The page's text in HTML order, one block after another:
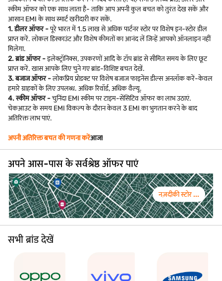
स्कीम ऑफर को एक साथ लाता है- ताकि आप अपनी कुल बचत को तुरंत देख सकें और
आसान EMI के साथ स्मार्ट खरीदारी कर सकें.
1. डीलर ऑफर -पूरे भारत में 1.5 लाख से अधिक पार्टनर स्टोर पर विशेष इन-स्टोर डील
प्राप्त करें. लोकल डिस्काउंट और विशेष कीमतों का आनंद लें जिन्हें आपको ऑनलाइन नहीं
मिलेगा.
2. ब्रांड ऑफर -इलेक्ट्रॉनिक्स, उपकरणों आदि के टॉप ब्रांड से सीमित समय के लिए छूट
प्राप्त करें. खास आपके लिए चुने गए ब्रांड-विशिष्ट बचत देखें.
3. बजाज ऑफर -लोकप्रिय प्रोडक्ट पर विशेष बजाज फाइनेंस डील्स अनलॉक करें-केवल
हमारे ग्राहकों के लिए उपलब्ध. अधिक रिवॉर्ड, अधिक वैल्यू.
4. स्कीम ऑफर -चुनिंदा EMI स्कीम पर टाइम-सेंसिटिव ऑफर का लाभ उठाएं.
चेकआउट के समय EMI विकल्प के दौरान केवल 3 EMI का भुगतान करने के बाद
अतिरिक्त लाभ पाएं.
अपनी अतिरिक्त बचत की गणना करेंआज!
अपने आस-पास के सर्वश्रेष्ठ ऑफर पाएं
नज़दीकी स्टोर ...
सभी ब्रांड देखें